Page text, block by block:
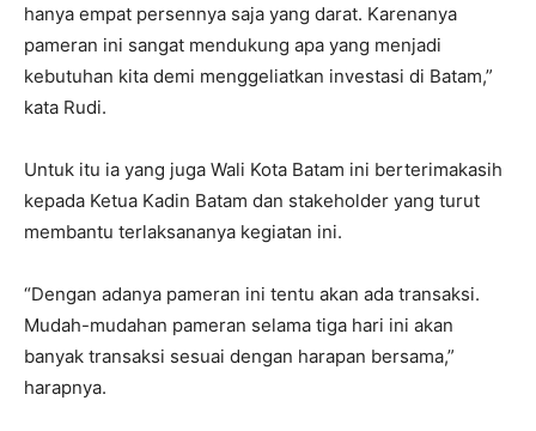
hanya empat persennya saja yang darat. Karenanya
pameran ini sangat mendukung apa yang menjadi
kebutuhan kita demi menggeliatkan investasi di Batam,”
kata Rudi.
Untuk itu ia yang juga Wali Kota Batam ini berterimakasih
kepada Ketua Kadin Batam dan stakeholder yang turut
membantu terlaksananya kegiatan ini.
“Dengan adanya pameran ini tentu akan ada transaksi.
Mudah-mudahan pameran selama tiga hari ini akan
banyak transaksi sesuai dengan harapan bersama,”
harapnya.